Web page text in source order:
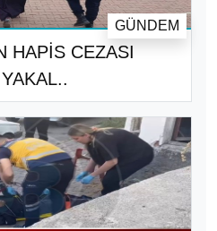
HAPİS CEZASI
GÜNDEM